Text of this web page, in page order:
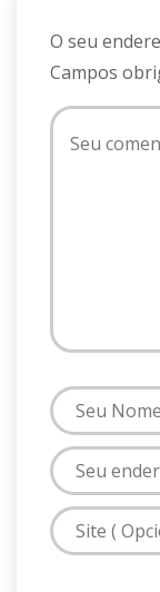
O seu
Campos